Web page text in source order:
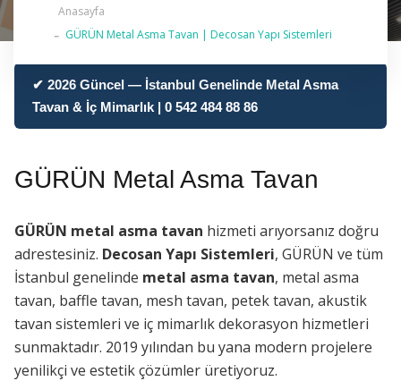
Anasayfa
GÜRÜN Metal Asma Tavan | Decosan Yapı Sistemleri
✔ 2026 Güncel — İstanbul Genelinde Metal Asma
Tavan & İç Mimarlık | 0 542 484 88 86
GÜRÜN Metal Asma Tavan
GÜRÜN metal asma tavan hizmeti arıyorsanız doğru
adrestesiniz. Decosan Yapı Sistemleri, GÜRÜN ve tüm
İstanbul genelinde metal asma tavan, metal asma
tavan, baffle tavan, mesh tavan, petek tavan, akustik
tavan sistemleri ve iç mimarlık dekorasyon hizmetleri
sunmaktadır. 2019 yılından bu yana modern projelere
yenilikçi ve estetik çözümler üretiyoruz.